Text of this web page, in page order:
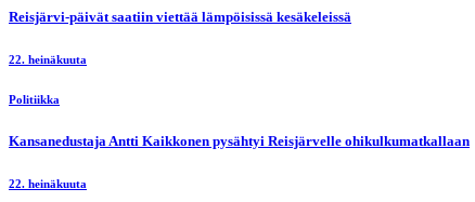
Reisjärvi-päivät saatiin viettää lämpöisissä kesäkeleissä
22. heinäkuuta
Politiikka
Kansanedustaja Antti Kaikkonen pysähtyi Reisjärvelle ohikulkumatkallaan
22. heinäkuuta